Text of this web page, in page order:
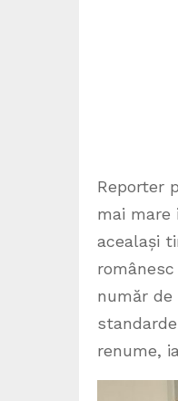
Reporter
mai mare
acealași
număr
renume,